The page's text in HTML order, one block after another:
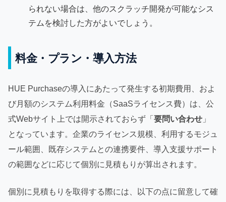
られない場合は、他のスクラッチ開発が可能なシス
テムを検討した方がよいでしょう。
料金・プラン・導入方法
HUE Purchaseの導入にあたって発生する初期費用、およ
び月額のシステム利用料金（SaaSライセンス費）は、公
式Webサイト上では開示されておらず「 要問い合わせ 」
となっています。企業のライセンス規模、利用するモジュ
ール範囲、既存システムとの連携要件、導入支援サポート
の範囲などに応じて個別に見積もりが算出されます。
個別に見積もりを取得する際には、以下の点に留意して確